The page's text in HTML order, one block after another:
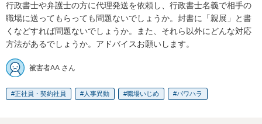
行政書士や弁護士の方に代理発送を依頼し、行政書士名義で相手の
職場に送ってもらっても問題ないでしょうか。封書に「親展」と書
くなどすれば問題ないでしょうか。また、それら以外にどんな対応
方法があるでしょうか。アドバイスお願いします。
被害者AA さん
正社員・契約社員 人事異動 職場いじめ パワハラ